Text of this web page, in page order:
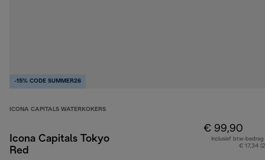
-15% CODE SUMMER26
ICONA CAPITALS WATERKOKERS
Icona Capitals Tokyo
Red
€ 99,90
Inclusief btw-bedrag
€ 17,34